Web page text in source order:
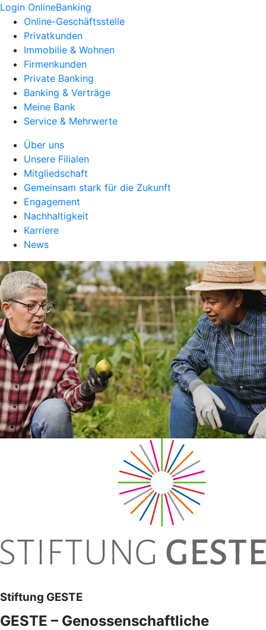
Login OnlineBanking
Online-Geschäftsstelle
Privatkunden
Immobilie & Wohnen
Firmenkunden
Private Banking
Banking & Verträge
Meine Bank
Service & Mehrwerte
Über uns
Unsere Filialen
Mitgliedschaft
Gemeinsam stark für die Zukunft
Engagement
Nachhaltigkeit
Karriere
News
Stiftung GESTE
GESTE – Genossenschaftliche